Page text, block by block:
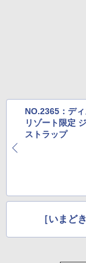
NO.2365：デ
リゾート限定
ストラップ
［いまど